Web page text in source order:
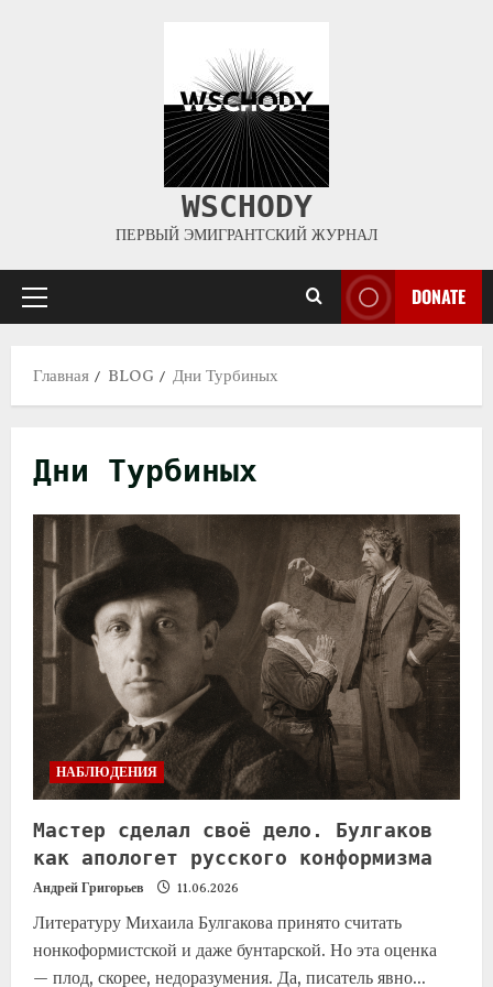
WSCHODY
ПЕРВЫЙ ЭМИГРАНТСКИЙ ЖУРНАЛ
DONATE
Главная BLOG Дни Турбиных
Дни Турбиных
НАБЛЮДЕНИЯ
Мастер сделал своё дело. Булгаков
как апологет русского конформизма
Андрей Григорьев 11.06.2026
Литературу Михаила Булгакова принято считать
нонкоформистской и даже бунтарской. Но эта оценка
— плод, скорее, недоразумения. Да, писатель явно...